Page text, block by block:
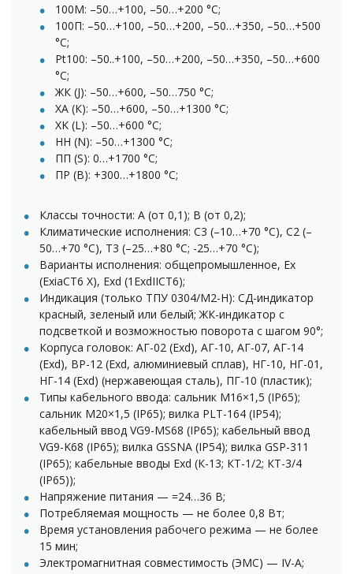
100М: –50…+100, –50…+200 °C;
100П: –50…+100, –50…+200, –50…+350, –50…+500
°C;
Pt100: –50..+100, –50…+200, –50…+350, –50…+600
°C;
ЖК (J): –50…+600, –50…750 °C;
ХА (К): –50…+600, –50…+1300 °C;
ХK (L): –50…+600 °C;
НН (N): –50…+1300 °C;
ПП (S): 0…+1700 °C;
ПР (В): +300…+1800 °C;
Классы точности: А (от 0,1); В (от 0,2);
Климатические исполнения: С3 (–10…+70 °С), С2 (–
50…+70 °С), Т3 (–25…+80 °С; -25…+70 °С);
Варианты исполнения: общепромышленное, Ex
(ExiaCT6 X), Ехd (1ЕxdIICT6);
Индикация (только ТПУ 0304/М2-Н): СД-индикатор
красный, зеленый или белый; ЖК-индикатор с
подсветкой и возможностью поворота с шагом 90°;
Корпуса головок: АГ-02 (Exd), АГ-10, АГ-07, АГ-14
(Exd), ВР-12 (Exd, алюминиевый сплав), НГ-10, НГ-01,
НГ-14 (Exd) (нержавеющая сталь), ПГ-10 (пластик);
Типы кабельного ввода: сальник М16×1,5 (IP65);
сальник М20×1,5 (IP65); вилка PLT-164 (IP54);
кабельный ввод VG9-MS68 (IP65); кабельный ввод
VG9-K68 (IP65); вилка GSSNA (IP54); вилка GSP-311
(IP65); кабельные вводы Exd (К-13; КТ-1/2; КТ-3/4
(IP65));
Напряжение питания — =24…36 В;
Потребляемая мощность — не более 0,8 Вт;
Время установления рабочего режима — не более
15 мин;
Электромагнитная совместимость (ЭМС) — IV-А;